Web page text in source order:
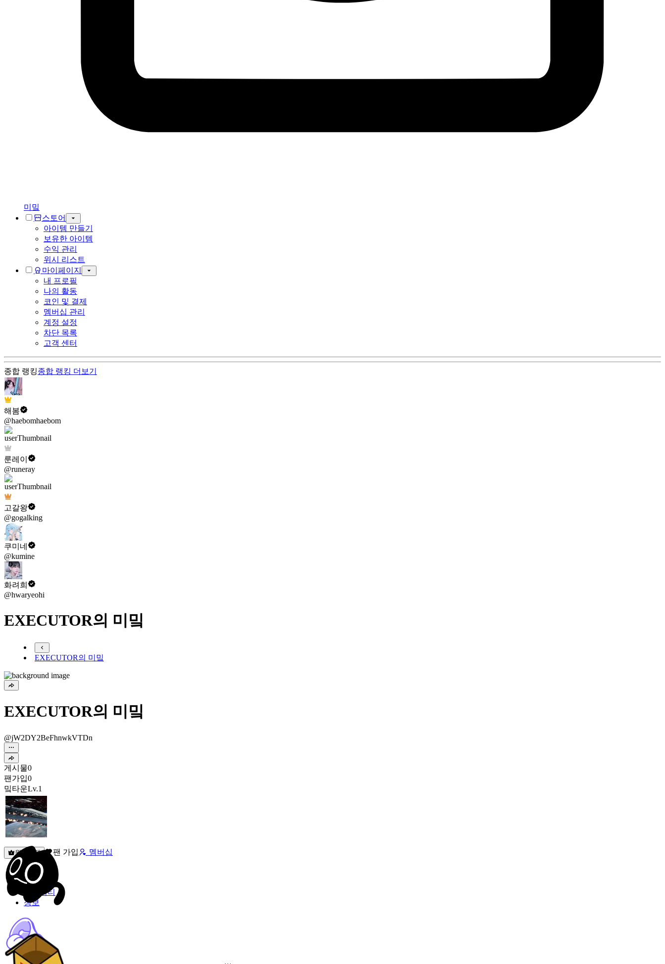
미밐
스토어
아이템 만들기
보유한 아이템
수익 관리
위시 리스트
마이페이지
내 프로필
나의 활동
코인 및 결제
멤버십 관리
계정 설정
차단 목록
고객 센터
종합 랭킹종합 랭킹 더보기
해봄
@haebomhaebom
룬레이
@runeray
고갈왕
@gogalking
쿠미네
@kumine
화려희
@hwaryeohi
EXECUTOR의 미밐
EXECUTOR의 미밐
EXECUTOR의 미밐
@jW2DY2BeFhnwkVTDn
게시물0
팬가입0
밐타운Lv.1
원픽선택 팬 가입 멤버십
밐타운
피드
커뮤니티
정보